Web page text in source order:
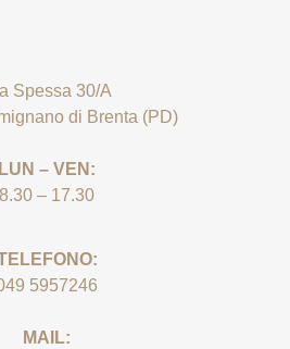
Spessa 30/A
di Brenta (PD)
LUN – VEN:
8.30 – 17.30
5957246
MAIL: